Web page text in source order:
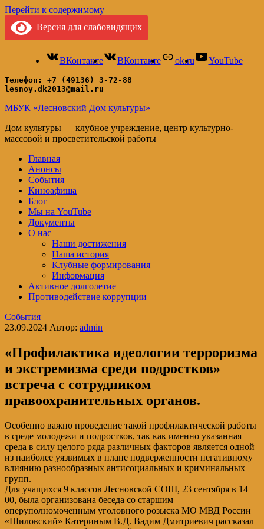
Перейти к содержимому
Версия для слабовидящих
ВКонтакте ВКонтакте ok.ru YouTube
Телефон: +7 (49136) 3-72-88
lesnoy.dk2013@mail.ru
МБУК «Лесновский Дом культуры»
Дом культуры — клубное учреждение, центр культурно-
массовой и просветительской работы
Главная
Анонсы
События
Киноафиша
Блог
Мы на YouTube
Документы
О нас
Наши достижения
Наша история
Клубные формирования
Информация
Активное долголетие
Противодействие коррупции
События
23.09.2024 Автор: admin
«Профилактика идеологии терроризма
и экстремизма среди подростков»
встреча с сотрудником
правоохранительных органов.
Особенно важно проведение такой профилактической работы
в среде молодежи и подростков, так как именно указанная
среда в силу целого ряда различных факторов является одной
из наиболее уязвимых в плане подверженности негативному
влиянию разнообразных антисоциальных и криминальных
групп.
Для учащихся 9 классов Лесновской СОШ, 23 сентября в 14
00, была организована беседа со старшим
оперуполномоченным уголовного розыска МО МВД России
«Шиловский» Катериным В.Д. Вадим Дмитриевич рассказал